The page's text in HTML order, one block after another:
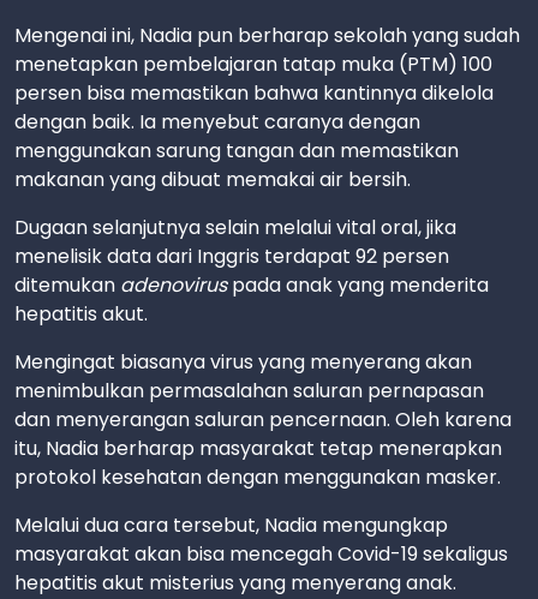
Mengenai ini, Nadia pun berharap sekolah yang sudah
menetapkan pembelajaran tatap muka (PTM) 100
persen bisa memastikan bahwa kantinnya dikelola
dengan baik. Ia menyebut caranya dengan
menggunakan sarung tangan dan memastikan
makanan yang dibuat memakai air bersih.
Dugaan selanjutnya selain melalui vital oral, jika
menelisik data dari Inggris terdapat 92 persen
ditemukan adenoviruspada anak yang menderita
hepatitis akut.
Mengingat biasanya virus yang menyerang akan
menimbulkan permasalahan saluran pernapasan
dan menyerangan saluran pencernaan. Oleh karena
itu, Nadia berharap masyarakat tetap menerapkan
protokol kesehatan dengan menggunakan masker.
Melalui dua cara tersebut, Nadia mengungkap
masyarakat akan bisa mencegah Covid-19 sekaligus
hepatitis akut misterius yang menyerang anak.